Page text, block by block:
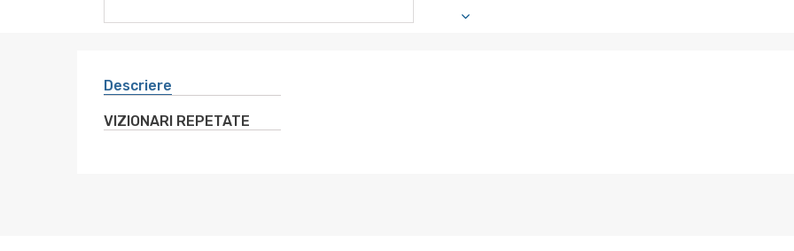
Descriere
VIZIONARI REPETATE